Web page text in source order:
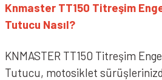
Knmaster TT150 Titreşim
Tutucu Nasıl?
KNMASTER TT150 Titreşim
Tutucu, motosiklet